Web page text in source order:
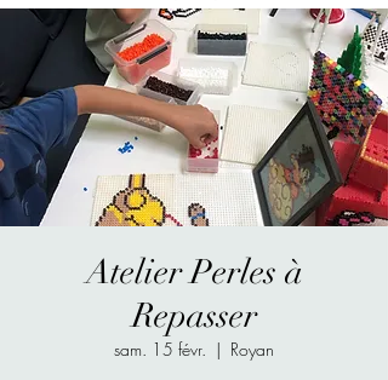
Atelier Perles à
Repasser
sam. 15 févr.
  |
Royan